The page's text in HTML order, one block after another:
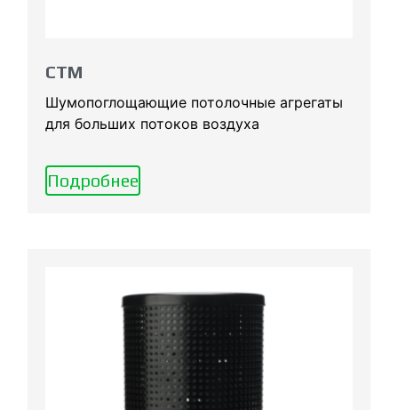
CTM
Шумопоглощающие потолочные агрегаты
для больших потоков воздуха
Подробнее